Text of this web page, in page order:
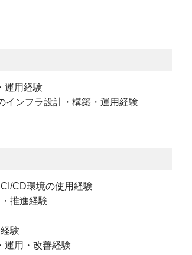
運用経験
インフラ設計・構築・運用経験
CD環境の使用経験
推進経験
験
運用・改善経験